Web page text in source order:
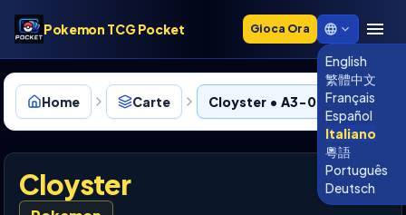
Pokemon TCG Pocket Gioca Ora
English
繁體中文
Français
Español
Italiano
粵語
Português
Deutsch
Home Carte Cloyster • A3-043
Cloyster